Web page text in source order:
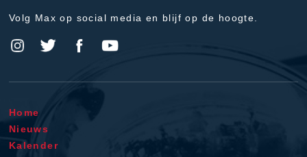
Volg Max op social media en blijf op de hoogte.
Home
Nieuws
Kalender